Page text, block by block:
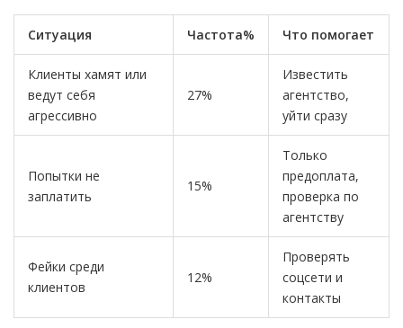
Ситуация Частота% Что помогает
Клиенты хамят или
ведут себя
агрессивно
27%
Известить
агентство,
уйти сразу
Попытки не
заплатить
15%
Только
предоплата,
проверка по
агентству
Фейки среди
клиентов
12%
Проверять
соцсети и
контакты